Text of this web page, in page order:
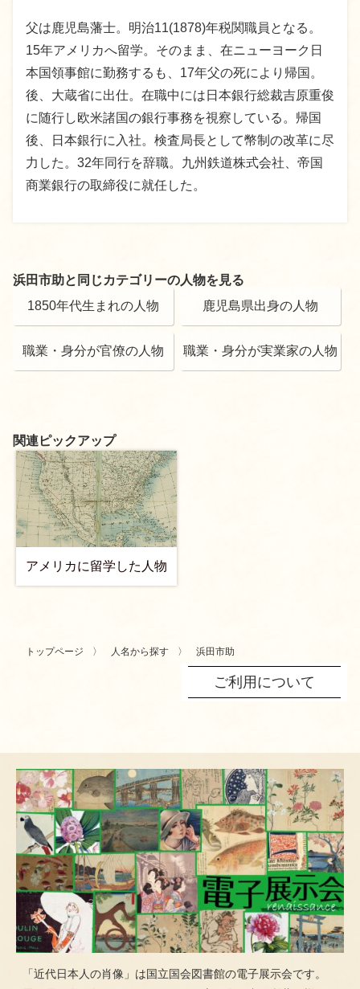
父は鹿児島藩士。明治11(1878)年税関職員となる。
15年アメリカへ留学。そのまま、在ニューヨーク日
本国領事館に勤務するも、17年父の死により帰国。
後、大蔵省に出仕。在職中には日本銀行総裁吉原重俊
に随行し欧米諸国の銀行事務を視察している。帰国
後、日本銀行に入社。検査局長として幣制の改革に尽
力した。32年同行を辞職。九州鉄道株式会社、帝国
商業銀行の取締役に就任した。
浜田市助と同じカテゴリーの人物を見る
1850年代生まれの人物
鹿児島県出身の人物
職業・身分が官僚の人物 職業・身分が実業家の人物
関連ピックアップ
アメリカに留学した人物
トップページ 人名から探す 浜田市助
ご利用について
「近代日本人の肖像」は国立国会図書館の電子展示会です。